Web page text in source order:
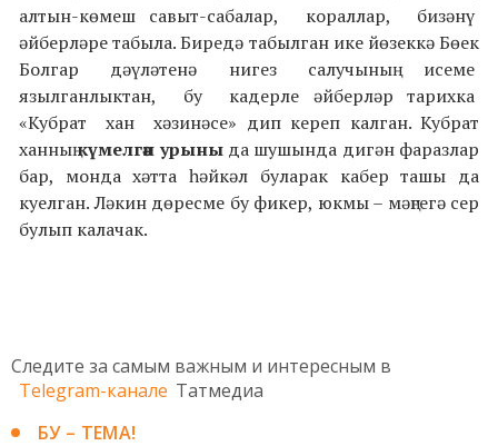
алтын-көмеш савыт-сабалар, кораллар, бизәнү
әйберләре табыла. Биредә табылган ике йөзеккә Бөек
Болгар дәүләтенә нигез салучының исеме
язылганлыктан, бу кадерле әйберләр тарихка
«Кубрат хан хәзинәсе» дип кереп калган. Кубрат
ханныңкүмелгән урыныда шушында дигән фаразлар
бар, монда хәтта һәйкәл буларак кабер ташы да
куелган. Ләкин дөресме бу фикер, юкмы – мәңгегә сер
булып калачак.
Следите за самым важным и интересным в
Telegram-канале Татмедиа
БУ – ТЕМА!